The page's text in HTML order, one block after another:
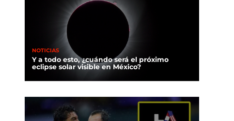
NOTICIAS
Y a todo esto, ¿cuándo será el próximo
eclipse solar visible en México?